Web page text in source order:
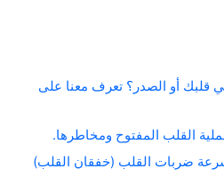
قلبك أو الصدر؟ تعرف معنا على
القلب المفتوح ومخاطرها.
ضربات القلب (خفقان القلب)